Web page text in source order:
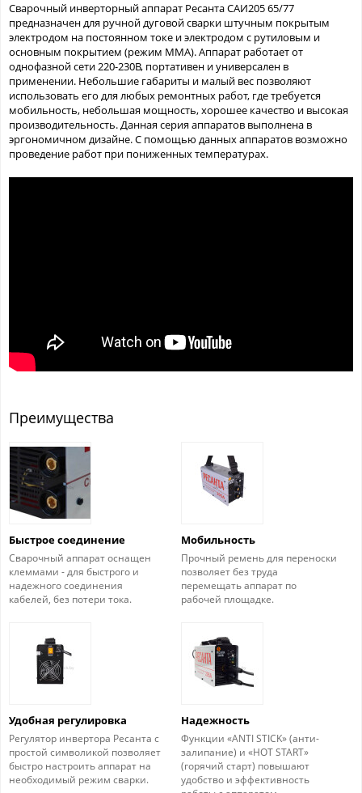
Сварочный инверторный аппарат Ресанта САИ205 65/77
предназначен для ручной дуговой сварки штучным покрытым
электродом на постоянном токе и электродом с рутиловым и
основным покрытием (режим ММА). Аппарат работает от
однофазной сети 220-230В, портативен и универсален в
применении. Небольшие габариты и малый вес позволяют
использовать его для любых ремонтных работ, где требуется
мобильность, небольшая мощность, хорошее качество и высокая
производительность. Данная серия аппаратов выполнена в
эргономичном дизайне. С помощью данных аппаратов возможно
проведение работ при пониженных температурах.
Преимущества
Быстрое соединение
Сварочный аппарат оснащен
клеммами - для быстрого и
надежного соединения
кабелей, без потери тока.
Мобильность
Прочный ремень для переноски
позволяет без труда
перемещать аппарат по
рабочей площадке.
Удобная регулировка
Регулятор инвертора Ресанта с
простой символикой позволяет
быстро настроить аппарат на
необходимый режим сварки.
Надежность
Функции «ANTI STICK» (анти-
залипание) и «HOT START»
(горячий старт) повышают
удобство и эффективность